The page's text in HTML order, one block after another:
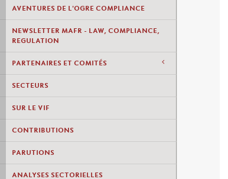
AVENTURES DE L'OGRE COMPLIANCE
NEWSLETTER MAFR - LAW, COMPLIANCE,
REGULATION
PARTENAIRES ET COMITÉS
SECTEURS
SUR LE VIF
CONTRIBUTIONS
PARUTIONS
ANALYSES SECTORIELLES